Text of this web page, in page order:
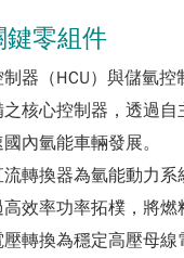
零組件
器（HCU）與儲氫控
核心控制器，透過
內氫能車輛發展。
轉換器為氫能動力系
效率功率拓樸，將
轉換為穩定高壓母